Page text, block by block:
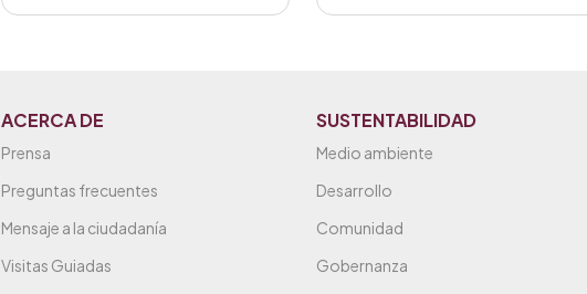
ACERCA DE
Prensa
Preguntas frecuentes
Mensaje a la ciudadanía
Visitas Guiadas
SUSTENTABILIDAD
Medio ambiente
Desarrollo
Comunidad
Gobernanza